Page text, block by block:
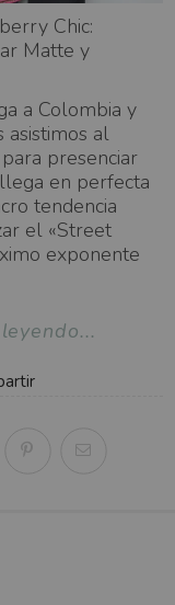
Chic:
Matte y
a Colombia y
asistimos al
presenciar
en perfecta
tendencia
el «Street
exponente